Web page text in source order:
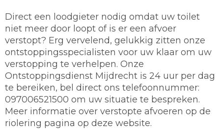
Direct een loodgieter nodig omdat uw toilet
niet meer door loopt of is er een afvoer
verstopt? Erg vervelend, gelukkig zitten onze
ontstoppingsspecialisten voor uw klaar om uw
verstopping te verhelpen. Onze
Ontstoppingsdienst Mijdrecht is 24 uur per dag
te bereiken, bel direct ons telefoonnummer:
097006521500 om uw situatie te bespreken.
Meer informatie over verstopte afvoeren op de
riolering pagina op deze website.